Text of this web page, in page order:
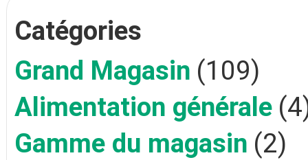
Catégories
Grand Magasin (109)
Alimentation générale
Gamme du magasin (2)